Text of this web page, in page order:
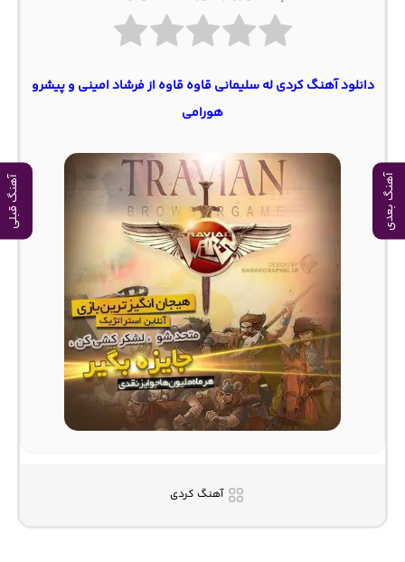
آهنگ بعدی آهنگ قبلی
دانلود آهنگ کردی له سلیمانی قاوه قاوه از فرشاد امینی و پیشرو
هورامی
آهنگ کردی